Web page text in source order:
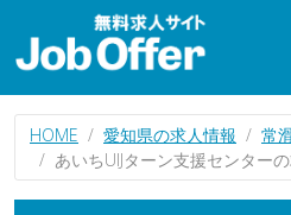
HOME 愛知県の求人情報
常
あいちUIJターン支援センター